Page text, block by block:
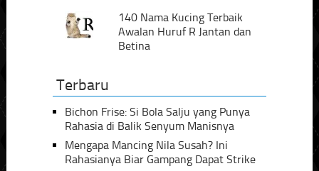
140 Nama Kucing Terbaik
Awalan Huruf R Jantan dan
Betina
Terbaru
Bichon Frise: Si Bola Salju yang Punya
Rahasia di Balik Senyum Manisnya
Mengapa Mancing Nila Susah? Ini
Rahasianya Biar Gampang Dapat Strike